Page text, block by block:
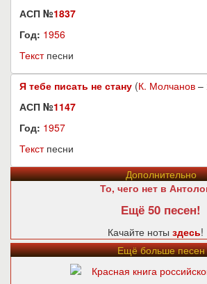
АСП №1837
Год: 1956
Текстпесни
Я тебе писать не стану (К. Молчанов –
АСП №1147
Год: 1957
Текстпесни
Дополнительно
То, чего нет в
Ещё 50 песен!
Качайте ноты здесь!
Ещё больше песен